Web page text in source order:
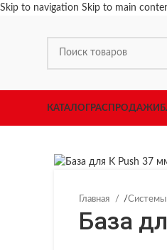
Skip to navigation Skip to main
КАТАЛОГРАСПРОДАЖИ
Главная /Системы
База